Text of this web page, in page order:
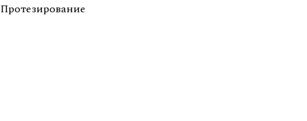
Протезирование